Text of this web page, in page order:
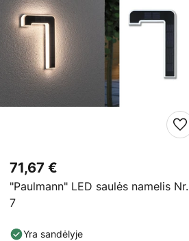
"Paulmann" LED saulės namelis Nr.
7
71,67 €
Yra sandėlyje